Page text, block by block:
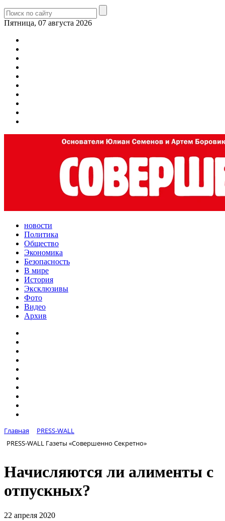
Пятница, 07 августа 2026
новости
Политика
Общество
Экономика
Безопасность
В мире
История
Эксклюзивы
Фото
Видео
Архив
Главная
PRESS-WALL
PRESS-WALL Газеты «Совершенно Секретно»
Начисляются ли алименты с
отпускных?
22 апреля 2020